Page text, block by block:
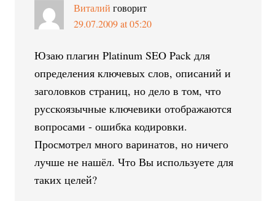
Виталий говорит
29.07.2009 at 05:20
Юзаю плагин Platinum SEO Pack для
определения ключевых слов, описаний и
заголовков страниц, но дело в том, что
русскоязычные ключевики отображаются
вопросами - ошибка кодировки.
Просмотрел много варинатов, но ничего
лучше не нашёл. Что Вы используете для
таких целей?